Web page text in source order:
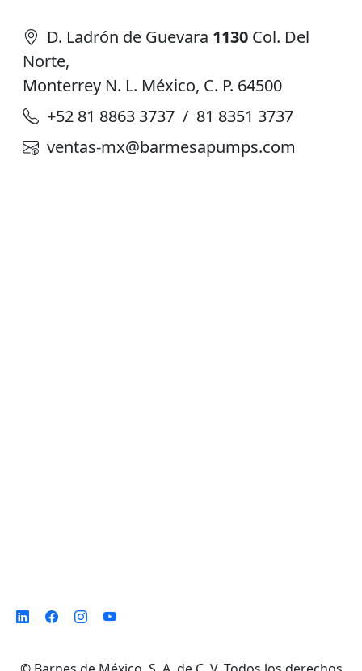
D. Ladrón de Guevara 1130 Col. Del
Norte,
Monterrey N. L. México, C. P. 64500
+52 81 8863 3737 / 81 8351 3737
ventas-mx@barmesapumps.com